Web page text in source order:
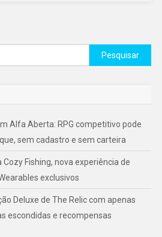
Pesquisar
por:
Alfa Aberta: RPG competitivo pode
sem cadastro e sem carteira
Cozy Fishing, nova experiência de
exclusivos
Deluxe de The Relic com apenas
escondidas e recompensas